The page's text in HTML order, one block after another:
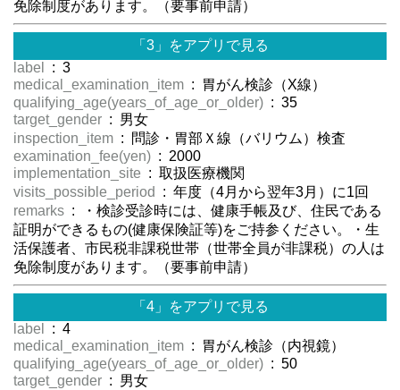
免除制度があります。（要事前申請）
「3」をアプリで見る
label
: 3
medical_examination_item : 胃がん検診（X線）
qualifying_age(years_of_age_or_older) : 35
target_gender : 男女
inspection_item : 問診・胃部Ｘ線（バリウム）検査
examination_fee(yen) : 2000
implementation_site : 取扱医療機関
visits_possible_period
: 年度（4月から翌年3月）に1回
remarks : ・検診受診時には、健康手帳及び、住民である
証明ができるもの(健康保険証等)をご持参ください。・生
活保護者、市民税非課税世帯（世帯全員が非課税）の人は
免除制度があります。（要事前申請）
「4」をアプリで見る
label
: 4
medical_examination_item : 胃がん検診（内視鏡）
qualifying_age(years_of_age_or_older) : 50
target_gender : 男女